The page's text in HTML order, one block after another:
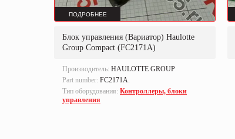
ПОДРОБНЕЕ
Блок управления (Вариатор) Haulotte
Group Compact (FC2171A)
Производитель: HAULOTTE GROUP
Part number: FC2171A.
Тип оборудования: Контроллеры, блоки
управления